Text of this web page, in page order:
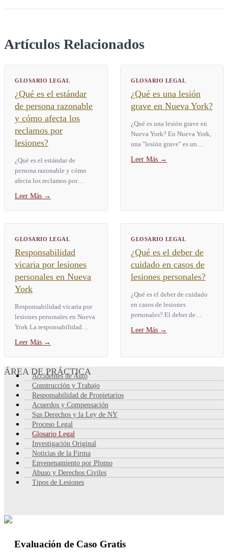
Artículos Relacionados
GLOSARIO LEGAL
¿Qué es el estándar
de persona razonable
y cómo afecta los
reclamos por
lesiones?
¿Qué es el estándar de
persona razonable y cómo
afecta los reclamos por
persona razonable es la
prueba legal que usan los
Leer Más →
GLOSARIO LEGAL
¿Qué es una lesión
grave en Nueva York?
¿Qué es una lesión grave en
Nueva York? En Nueva York,
una "lesión grave" es un
Ley de Seguros § 5102(d).
Leer Más →
GLOSARIO LEGAL
Responsabilidad
vicaria por lesiones
personales en Nueva
York
Responsabilidad vicaria por
lesiones personales en Nueva
York La responsabilidad
hace que una parte responda
por las lesiones...
Leer Más →
GLOSARIO LEGAL
¿Qué es el deber de
cuidado en casos de
lesiones personales?
¿Qué es el deber de cuidado
en casos de lesiones
personales? El deber de
legal de actuar como lo haría
Leer Más →
ÁREA DE PRÁCTICA
Accidentes de Auto
Construcción y Trabajo
Responsabilidad de Propietarios
Acuerdos y Compensación
Sus Derechos y la Ley de NY
Proceso Legal
Glosario Legal
Investigación Original
Noticias de la Firma
Envenenamiento por Plomo
Abuso y Derechos Civiles
Tipos de Lesiones
Evaluación de Caso Gratis